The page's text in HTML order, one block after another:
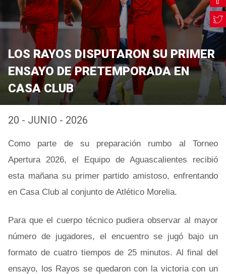
LOS RAYOS DISPUTARON SU PRIMER
ENSAYO DE PRETEMPORADA EN
CASA CLUB
20 - JUNIO - 2026
Como parte de su preparación rumbo al Torneo
Apertura 2026, el Equipo de Aguascalientes recibió
esta mañana su primer partido amistoso, enfrentando
en Casa Club al conjunto de Atlético Morelia.
Para que el cuerpo técnico pudiera observar al mayor
número de jugadores, el encuentro se jugó bajo un
formato de cuatro tiempos de 25 minutos. Al final del
ensayo, los Rayos se quedaron con la victoria con un